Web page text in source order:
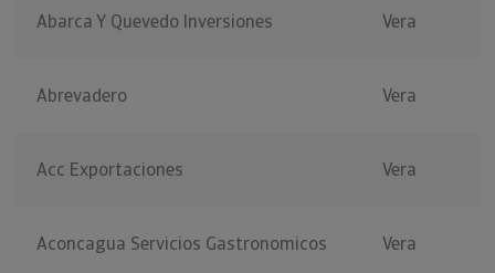
Abarca Y Quevedo Inversiones Vera
Abrevadero Vera
Acc Exportaciones Vera
Aconcagua Servicios Gastronomicos Vera